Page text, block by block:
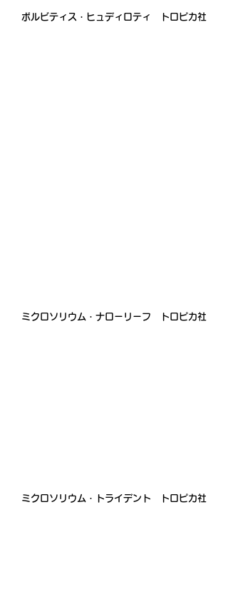
ボルビティス・ヒュディロティ　トロピカ社
ミクロソリウム・ナローリーフ　トロピカ社
ミクロソリウム・トライデント　トロピカ社